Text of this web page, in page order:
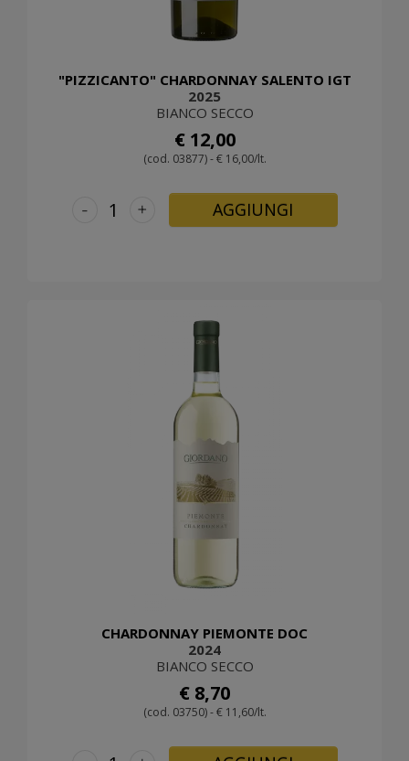
"PIZZICANTO" CHARDONNAY SALENTO IGT
2025
BIANCO SECCO
€ 12,00
(cod. 03877) - € 16,00/lt.
+
- AGGIUNGI
CHARDONNAY PIEMONTE DOC
2024
BIANCO SECCO
€ 8,70
(cod. 03750) - € 11,60/lt.